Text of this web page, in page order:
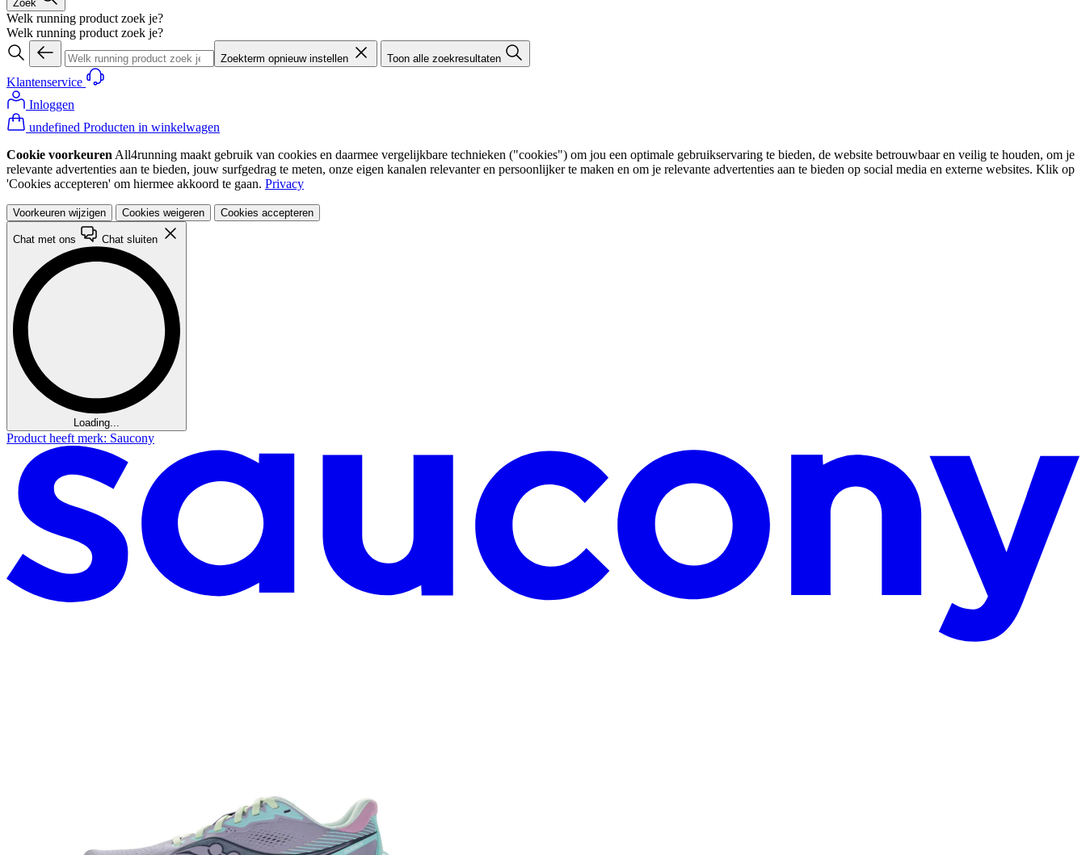
Zoek
Welk running product zoek je?
Welk running product zoek je?
Zoekterm opnieuw instellen Toon alle zoekresultaten
Klantenservice
Inloggen
undefined Producten in winkelwagen
Cookie voorkeuren All4running maakt gebruik van cookies en daarmee vergelijkbare technieken ("cookies") om jou een optimale gebruikservaring te bieden, de website betrouwbaar en veilig te houden, om je
relevante advertenties aan te bieden, jouw surfgedrag te meten, onze eigen kanalen relevanter en persoonlijker te maken en om je relevante advertenties aan te bieden op social media en externe websites. Klik op
'Cookies accepteren' om hiermee akkoord te gaan. Privacy
Voorkeuren wijzigen Cookies weigeren Cookies accepteren
Chat met ons Chat sluiten
Loading...
Product heeft merk: Saucony